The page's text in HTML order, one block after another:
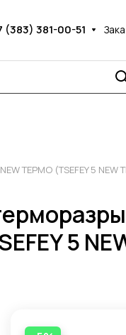
(383) 381-00-51
ТЕРМО (TSEFEY 5 NEW
5